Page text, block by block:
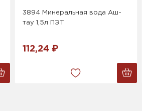
3894 Минеральная вода Аш-
тау 1,5л ПЭТ
112,24 ₽